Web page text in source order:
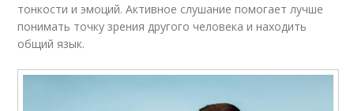
тонкости и эмоций. Активное слушание помогает лучше
понимать точку зрения другого человека и находить
общий язык.